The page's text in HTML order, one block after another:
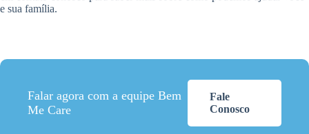
e sua família.
Falar agora com a equipe Bem
Me Care
Fale
Conosco